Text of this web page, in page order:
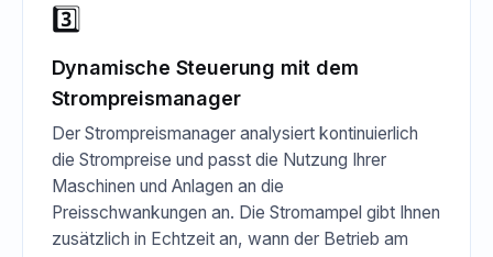
3️⃣
Dynamische Steuerung mit dem
Strompreismanager
Der Strompreismanager analysiert kontinuierlich
die Strompreise und passt die Nutzung Ihrer
Maschinen und Anlagen an die
Preisschwankungen an. Die Stromampel gibt Ihnen
zusätzlich in Echtzeit an, wann der Betrieb am